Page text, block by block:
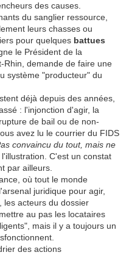
des causes.
du sanglier ressource,
leurs chasses ou
pour quelques battues
le Président de la
Rhin, demande de faire une
système "producteur" du
déjà depuis des années,
: l'injonction d'agir, la
de bail ou de non-
avez lu le courrier du FIDS
convaincu du tout, mais ne
C'est un constat
par ailleurs.
où tout le monde
juridique pour agir,
les acteurs du dossier
au pas les locataires
mais il y a toujours un
des actions